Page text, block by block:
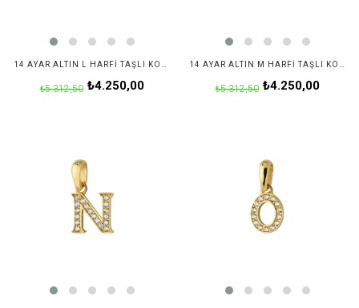
₺4.250,00
₺5.312,50 ₺4.250,00
₺5.312,50